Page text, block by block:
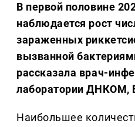
В первой половине
наблюдается рост
зараженных
вызванной
рассказала врач-
лаборатории ДНКОМ,
Наибольшее